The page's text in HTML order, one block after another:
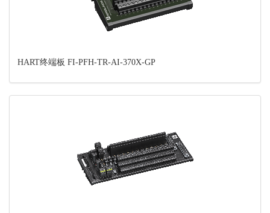
HART终端板 FI-PFH-TR-AI-370X-GP